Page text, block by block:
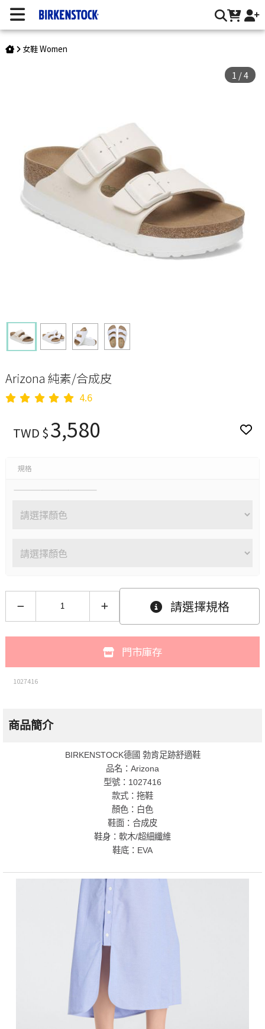
Arizona 純素/合成皮 | 台灣勃肯官方網站
女鞋 Women
1 /4
Arizona 純素/合成皮
4.6
TWD $3,580
規格
請選擇規格
門市庫存
1027416
商品簡介
BIRKENSTOCK德國 勃肯足跡舒適鞋
品名：Arizona
型號：1027416
款式：拖鞋
顏色：白色
鞋面：合成皮
鞋身：軟木/超細纖維
鞋底：EVA